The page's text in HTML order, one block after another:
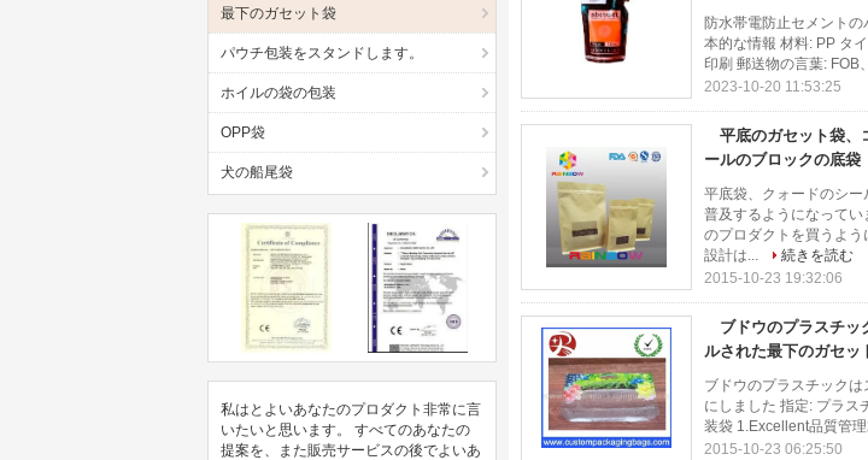
最下のガセット袋
パウチ包装をスタンドします。
ホイルの袋の包装
OPP袋
犬の船尾袋
私はとよいあなたのプロダクト非常に言
いたいと思います。 すべてのあなたの
提案を、また販売サービスの後でよいあ
防水帯電防止セメント
本的な情報 材料: PP タ
印刷 郵送物の言葉: FOB
2023-10-20 11:53:25
平底のガセット袋、
ールのブロックの底袋
平底袋、クォードのシ
普及するようになって
のプロダクトを買うよ
設計は...
続きを読む
2015-10-23 19:32:06
ブドウのプラスチッ
ルされた最下のガセッ
ブドウのプラスチック
にしました 指定: プラス
装袋 1.Excellent品質管
2015-10-23 06:25:50